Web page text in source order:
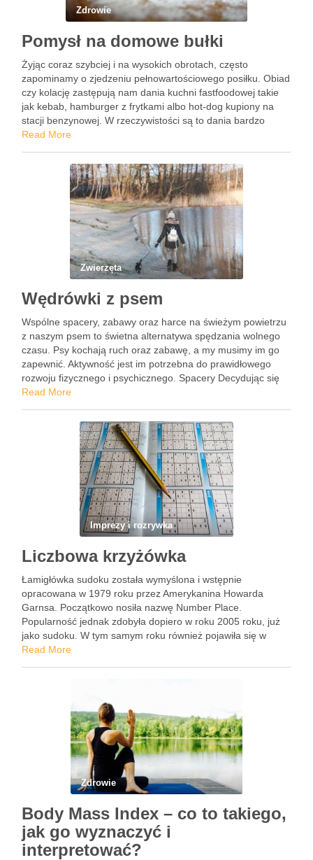
Zdrowie
Pomysł na domowe bułki
Żyjąc coraz szybciej i na wysokich obrotach, często
zapominamy o zjedzeniu pełnowartościowego posiłku. Obiad
czy kolację zastępują nam dania kuchni fastfoodowej takie
jak kebab, hamburger z frytkami albo hot-dog kupiony na
stacji benzynowej. W rzeczywistości są to dania bardzo
niezdrowe, ociekające tłuszczem i pełne niezdrowego
Read More
Zwierzęta
Wędrówki z psem
Wspólne spacery, zabawy oraz harce na świeżym powietrzu
z naszym psem to świetna alternatywa spędzania wolnego
czasu. Psy kochają ruch oraz zabawę, a my musimy im go
zapewnić. Aktywność jest im potrzebna do prawidłowego
rozwoju fizycznego i psychicznego. Spacery Decydując się
na psa musimy wiedzieć, że to nie tylko przyjemności, …
Read More
Imprezy i rozrywka
Liczbowa krzyżówka
Łamigłówka sudoku została wymyślona i wstępnie
opracowana w 1979 roku przez Amerykanina Howarda
Garnsa. Początkowo nosiła nazwę Number Place.
Popularność jednak zdobyła dopiero w roku 2005 roku, już
jako sudoku. W tym samym roku również pojawiła się w
Polsce. 15 czerwca 2005 r. opublikował ją tygodnik Polityka.
Read More
Zdrowie
Body Mass Index – co to takiego,
jak go wyznaczyć i
interpretować?